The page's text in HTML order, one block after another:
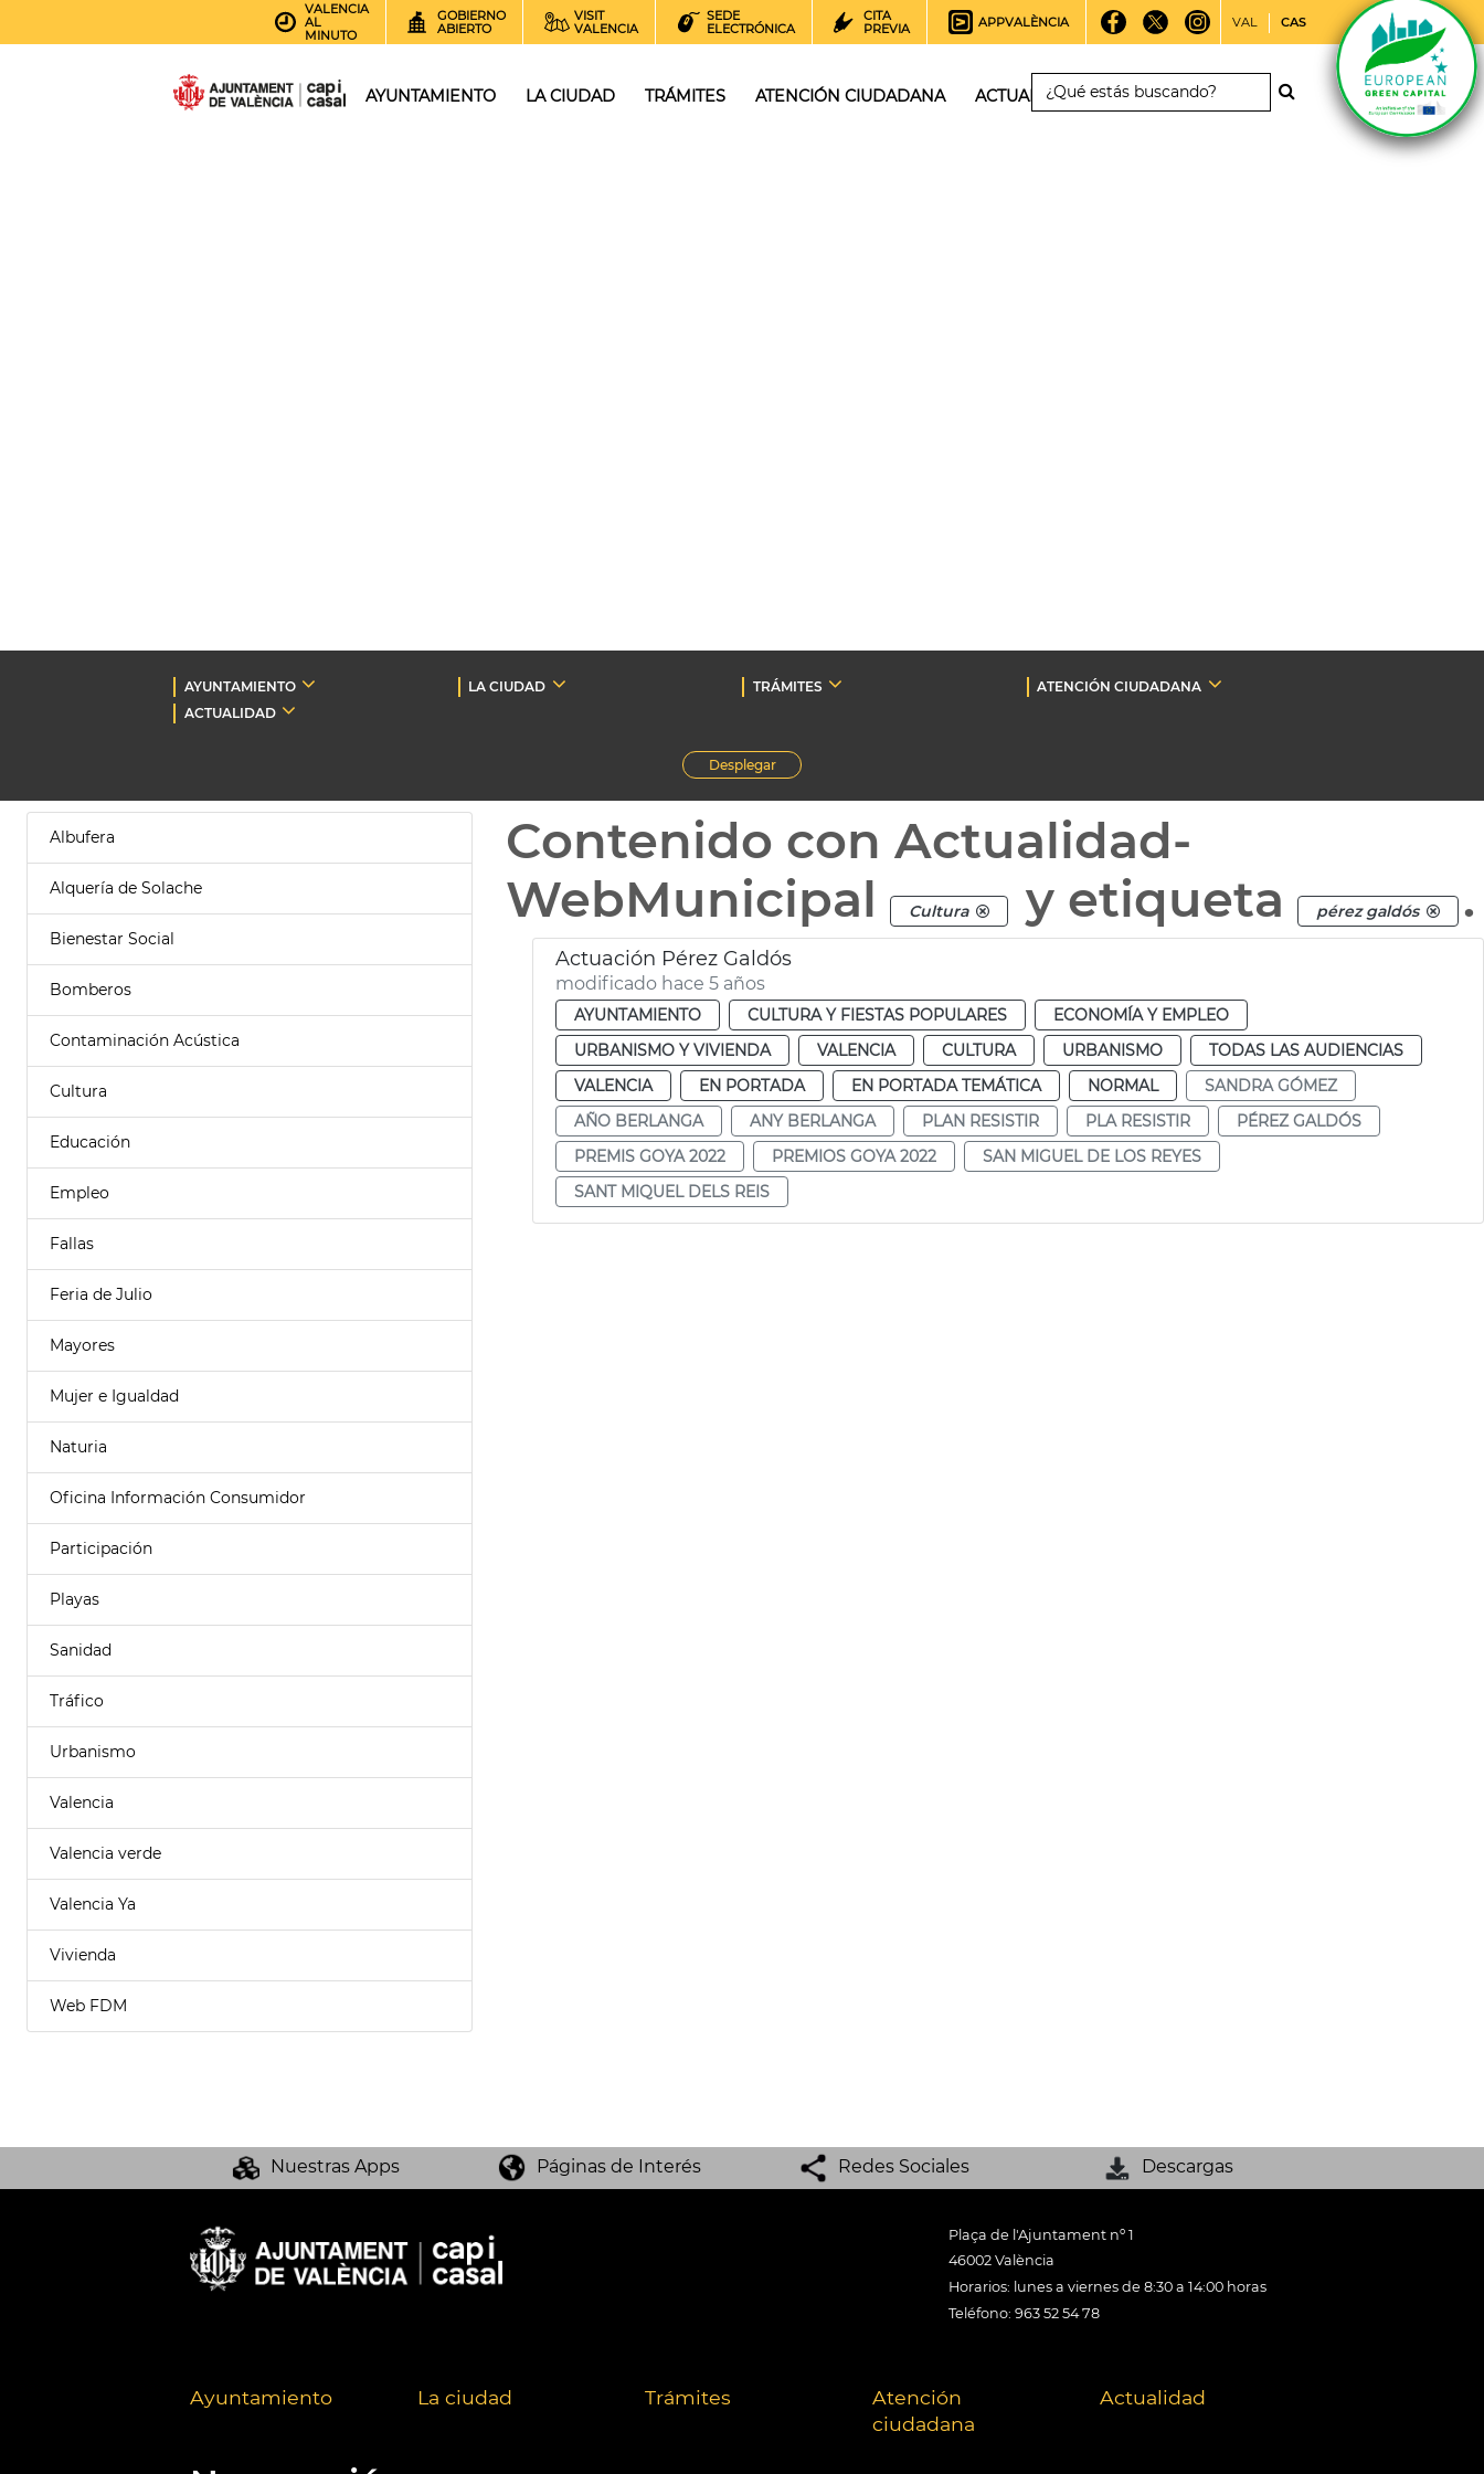
VALENCIA
AL
MINUTO
GOBIERNO
ABIERTO
VISIT
VALENCIA
SEDE
ELECTRÓNICA
CITA
PREVIA
APPVALÈNCIA VAL CAS
AYUNTAMIENTO LA CIUDAD TRÁMITES ATENCIÓN CIUDADANA ACTUALIDAD
AYUNTAMIENTO LA CIUDAD TRÁMITES
ATENCIÓN CIUDADANA
ACTUALIDAD
Desplegar
Albufera
Alquería de Solache
Bienestar Social
Bomberos
Contaminación Acústica
Cultura
Educación
Empleo
Fallas
Feria de Julio
Mayores
Mujer e Igualdad
Naturia
Oficina Información Consumidor
Participación
Playas
Sanidad
Tráfico
Urbanismo
Valencia
Valencia verde
Valencia Ya
Vivienda
Web FDM
Contenido con Actualidad-
WebMunicipal
Cultura y etiqueta pérez galdós .
Actuación Pérez Galdós
modificado hace 5 años
AYUNTAMIENTO CULTURA Y FIESTAS POPULARES
ECONOMÍA Y EMPLEO
URBANISMO Y VIVIENDA
VALENCIA CULTURA URBANISMO
TODAS LAS AUDIENCIAS
VALENCIA
EN PORTADA EN PORTADA TEMÁTICA NORMAL
SANDRA GÓMEZ
AÑO BERLANGA
ANY BERLANGA PLAN RESISTIR PLA RESISTIR
PÉREZ GALDÓS
PREMIS GOYA 2022
PREMIOS GOYA 2022
SAN MIGUEL DE LOS REYES
SANT MIQUEL DELS REIS
Nuestras Apps Páginas de Interés Redes Sociales Descargas
Plaça de l'Ajuntament nº 1
46002 València
Horarios: lunes a viernes de 8:30 a 14:00 horas
Teléfono: 963 52 54 78
Ayuntamiento La ciudad Trámites
Atención
ciudadana
Actualidad